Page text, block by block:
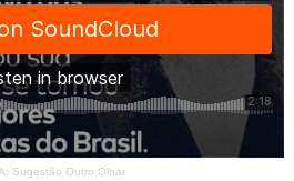
Sugestão Outro Olhar